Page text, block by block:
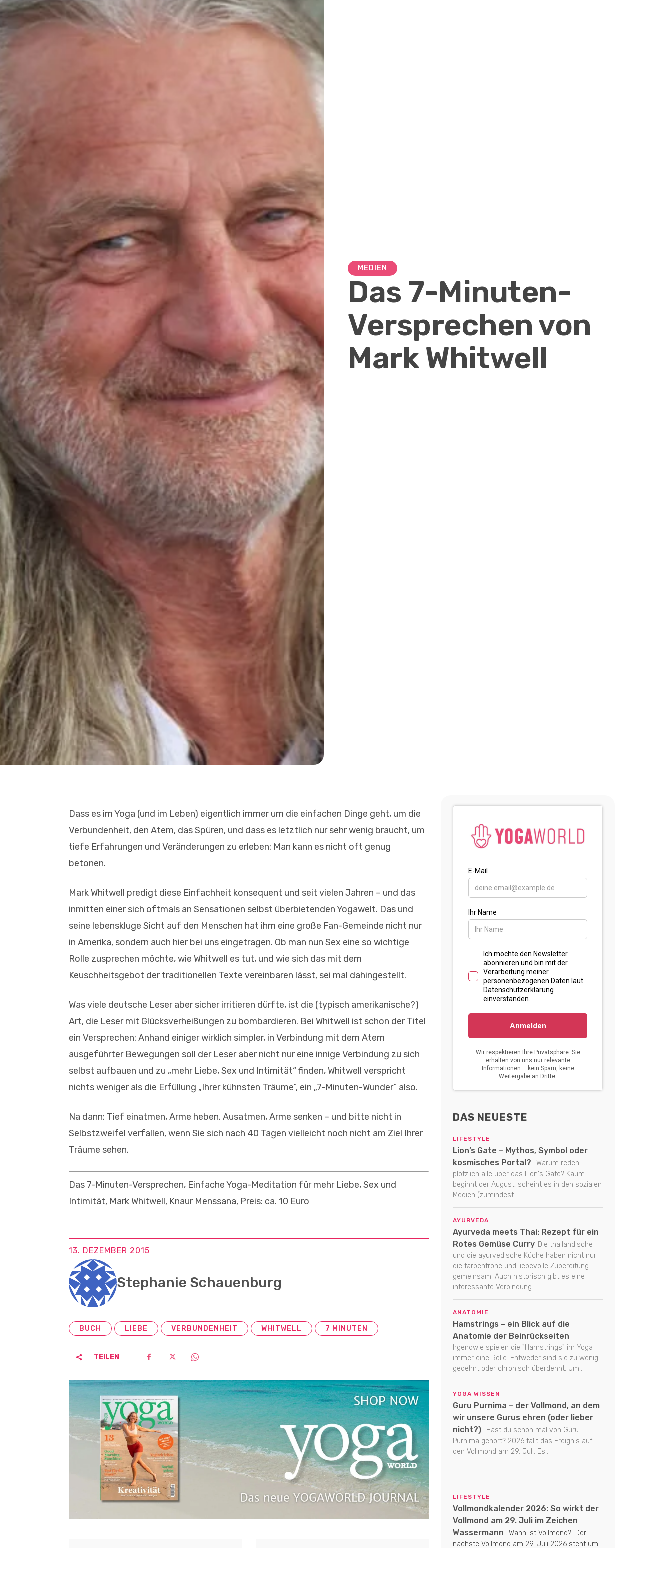
MEDIEN
Das 7-Minuten-
Versprechen von
Mark Whitwell
Dass es im Yoga (und im Leben) eigentlich immer um die einfachen Dinge geht, um die
Verbundenheit, den Atem, das Spüren, und dass es letztlich nur sehr wenig braucht, um
tiefe Erfahrungen und Veränderungen zu erleben: Man kann es nicht oft genug
betonen.
Mark Whitwell predigt diese Einfachheit konsequent und seit vielen Jahren – und das
inmitten einer sich oftmals an Sensationen selbst überbietenden Yogawelt. Das und
seine lebenskluge Sicht auf den Menschen hat ihm eine große Fan-Gemeinde nicht nur
in Amerika, sondern auch hier bei uns eingetragen. Ob man nun Sex eine so wichtige
Rolle zusprechen möchte, wie Whitwell es tut, und wie sich das mit dem
Keuschheitsgebot der traditionellen Texte vereinbaren lässt, sei mal dahingestellt.
Was viele deutsche Leser aber sicher irritieren dürfte, ist die (typisch amerikanische?)
Art, die Leser mit Glücksverheißungen zu bombardieren. Bei Whitwell ist schon der Titel
ein Versprechen: Anhand einiger wirklich simpler, in Verbindung mit dem Atem
ausgeführter Bewegungen soll der Leser aber nicht nur eine innige Verbindung zu sich
selbst aufbauen und zu „mehr Liebe, Sex und Intimität“ finden, Whitwell verspricht
nichts weniger als die Erfüllung „Ihrer kühnsten Träume“, ein „7-Minuten-Wunder“ also.
Na dann: Tief einatmen, Arme heben. Ausatmen, Arme senken – und bitte nicht in
Selbstzweifel verfallen, wenn Sie sich nach 40 Tagen vielleicht noch nicht am Ziel Ihrer
Träume sehen.
Das 7-Minuten-Versprechen, Einfache Yoga-Meditation für mehr Liebe, Sex und
Intimität, Mark Whitwell, Knaur Menssana, Preis: ca. 10 Euro
13. DEZEMBER 2015
Stephanie Schauenburg
BUCH LIEBE VERBUNDENHEIT WHITWELL 7 MINUTEN
TEILEN
DAS NEUESTE
LIFESTYLE
Lion’s Gate – Mythos, Symbol oder
kosmisches Portal?
Warum reden
plötzlich alle über das Lion's Gate? Kaum
beginnt der August, scheint es in den sozialen
Medien (zumindest...
AYURVEDA
Ayurveda meets Thai: Rezept für ein
Rotes Gemüse Curry Die thailändische
und die ayurvedische Küche haben nicht nur
die farbenfrohe und liebevolle Zubereitung
gemeinsam. Auch historisch gibt es eine
interessante Verbindung...
ANATOMIE
Hamstrings – ein Blick auf die
Anatomie der Beinrückseiten
Irgendwie spielen die "Hamstrings" im Yoga
immer eine Rolle. Entweder sind sie zu wenig
gedehnt oder chronisch überdehnt. Um...
YOGA WISSEN
Guru Purnima – der Vollmond, an dem
wir unsere Gurus ehren (oder lieber
nicht?)
Hast du schon mal von Guru
Purnima gehört? 2026 fällt das Ereignis auf
den Vollmond am 29. Juli. Es...
LIFESTYLE
Vollmondkalender 2026: So wirkt der
Vollmond am 29. Juli im Zeichen
Wassermann
Wann ist Vollmond? Der
nächste Vollmond am 29. Juli 2026 steht um